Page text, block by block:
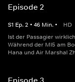
Episode 2
S1 Ep.2 • 46 Min. • HD
Ist der Passagier
Während der MI5 am
Hana und Air Marshal